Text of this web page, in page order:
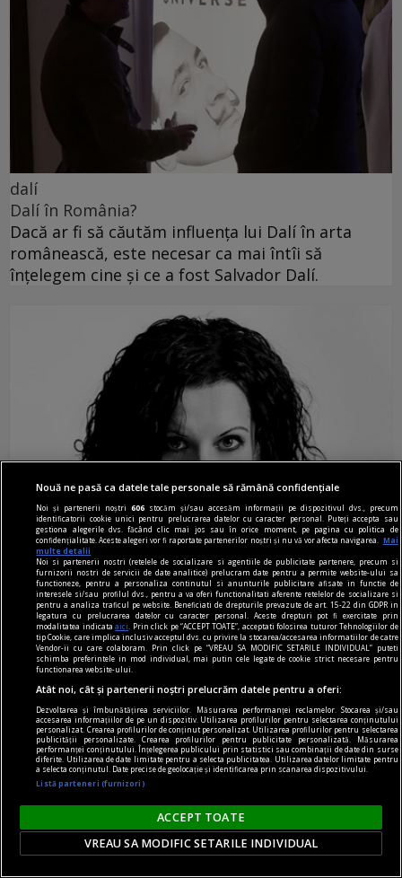
dalí
Dalí în România?
Dacă ar fi să căutăm influența lui Dalí în arta
românească, este necesar ca mai întîi să
înțelegem cine și ce a fost Salvador Dalí.
noile fanatisme
Mințile înfierbîntate
Cu alte cuvinte, cum diferă noile forme de
fanatism de cele din trecut?
Stela GIURGEANU
Nouă ne pasă ca datele tale personale să rămână confidențiale
Noi și partenerii noștri606 stocăm și/sau accesăm informații pe dispozitivul dvs., precum
identificatorii cookie unici pentru prelucrarea datelor cu caracter personal. Puteți accepta sau
gestiona alegerile dvs. făcând clic mai jos sau în orice moment, pe pagina cu politica de
confidențialitate. Aceste alegeri vor fi raportate partenerilor noștri și nu vă vor afecta navigarea.
Mai
multe detalii
Noi si partenerii nostri (retelele de socializare si agentiile de publicitate partenere, precum si
furnizorii nostri de servicii de date analitice) prelucram date pentru a permite website-ului sa
functioneze, pentru a personaliza continutul si anunturile publicitare afisate in functie de
interesele si/sau profilul dvs., pentru a va oferi functionalitati aferente retelelor de socializare si
pentru a analiza traficul pe website. Beneficiati de drepturile prevazute de art. 15-22 din GDPR in
legatura cu prelucrarea datelor cu caracter personal. Aceste drepturi pot fi exercitate prin
modalitatea indicataaici
. Prin click pe “ACCEPT TOATE”, acceptati folosirea tuturor Tehnologiilor de
tip Cookie, care implica inclusiv acceptul dvs. cu privire la stocarea/accesarea informatiilor de catre
Vendor-ii cu care colaboram. Prin click pe “VREAU SA MODIFIC SETARILE INDIVIDUAL” puteti
schimba preferintele in mod individual, mai putin cele legate de cookie strict necesare pentru
functionarea website-ului.
Atât noi, cât și partenerii noștri prelucrăm datele pentru a oferi:
Dezvoltarea și îmbunătățirea serviciilor. Măsurarea performanței reclamelor. Stocarea și/sau
accesarea informațiilor de pe un dispozitiv. Utilizarea profilurilor pentru selectarea conținutului
personalizat. Crearea profilurilor de conținut personalizat. Utilizarea profilurilor pentru selectarea
publicității personalizate. Crearea profilurilor pentru publicitate personalizată. Măsurarea
performanței conținutului. Înțelegerea publicului prin statistici sau combinații de date din surse
diferite. Utilizarea de date limitate pentru a selecta publicitatea. Utilizarea datelor limitate pentru
a selecta conținutul. Date precise de geolocație și identificarea prin scanarea dispozitivului.
Listă parteneri (furnizori)
ACCEPT TOATE
VREAU SA MODIFIC SETARILE INDIVIDUAL